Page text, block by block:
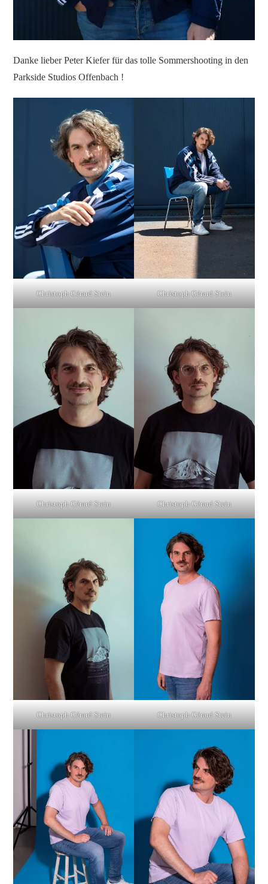
Danke lieber Peter Kiefer für das tolle Sommershooting in den
Parkside Studios Offenbach !
Christoph Gérard Stein Christoph Gérard Stein
Christoph Gérard Stein Christoph Gérard Stein
Christoph Gérard Stein Christoph Gérard Stein